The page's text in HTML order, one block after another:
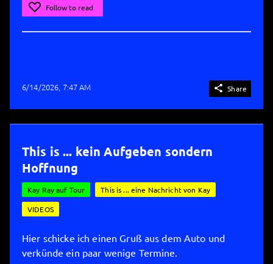
Follow to read
6/14/2026, 7:47 AM  Share
This is ... kein Aufgeben sondern
Hoffnung
Kay Ray auf Tour
This is ... eine Nachricht von Kay
VIDEOS
Hier schicke ich einen Gruß aus dem Auto und
verkünde ein paar wenige Termine.